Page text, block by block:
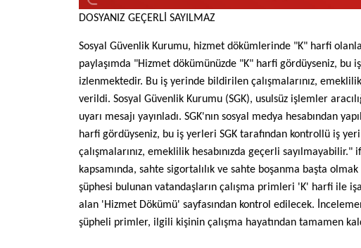
DOSYANIZ GEÇERLİ SAYILMAZ
Sosyal Güvenlik Kurumu, hizmet dökümlerinde "K" harfi
paylaşımda "Hizmet dökümünüzde "K" harfi gördüyseniz, bu
izlenmektedir. Bu iş yerinde bildirilen çalışmalarınız,
verildi. Sosyal Güvenlik Kurumu (SGK), usulsüz işlemler
uyarı mesajı yayınladı. SGK'nın sosyal medya hesabından
harfi gördüyseniz, bu iş yerleri SGK tarafından kontrollü iş
çalışmalarınız, emeklilik hesabınızda geçerli
kapsamında, sahte sigortalılık ve sahte boşanma başta
şüphesi bulunan vatandaşların çalışma primleri 'K' harfi ile
alan 'Hizmet Dökümü' sayfasından kontrol edilecek.
şüpheli primler, ilgili kişinin çalışma hayatından tamamen